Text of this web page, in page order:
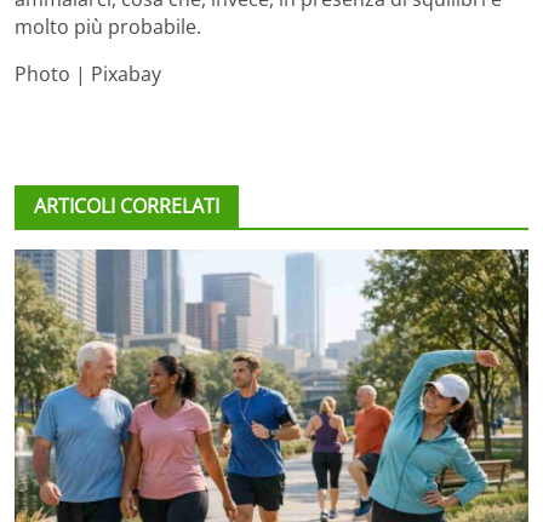
molto più probabile.
Photo | Pixabay
ARTICOLI CORRELATI